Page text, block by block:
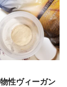
性ヴィーガン